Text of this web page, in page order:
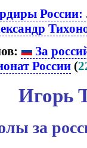
России:
За
России (
Игорь
за